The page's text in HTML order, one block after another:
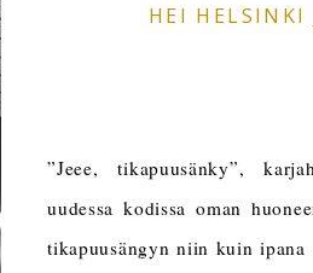
HEI HELSINKI
”Jeee, tikapuusänky”,
uudessa kodissa oman
tikapuusängyn niin kuin